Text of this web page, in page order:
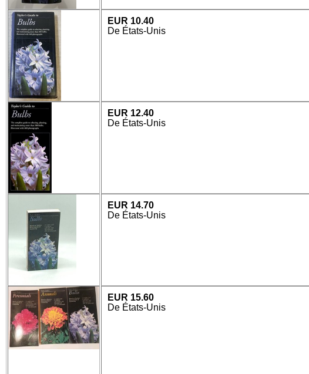
EUR 10.40
De États-Unis
EUR 12.40
De États-Unis
EUR 14.70
De États-Unis
EUR 15.60
De États-Unis